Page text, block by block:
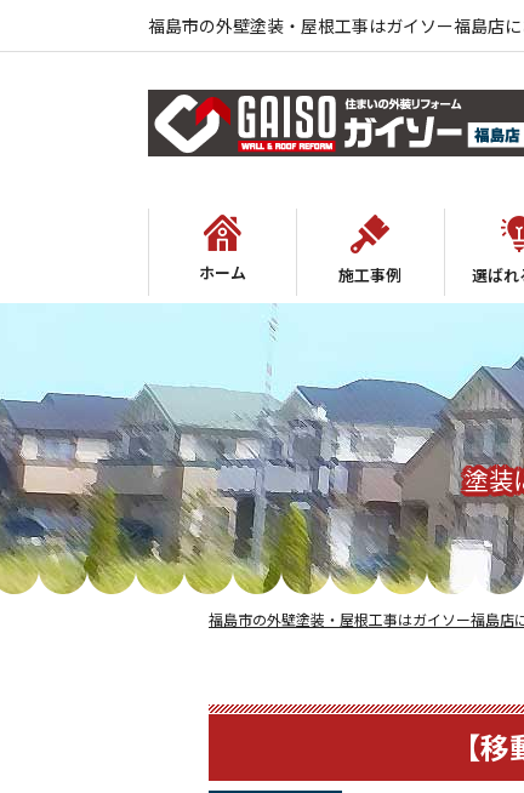
福島市の外壁塗装・屋根工事はガイソー福島店
ホーム 施工事例 選ばれ
塗装
福島市の外壁塗装・屋根工事はガイソー福島店
【